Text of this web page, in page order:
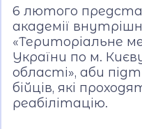
6 лютого
академії
«Територіальне
України по м.
області», аби
бійців, які
реабілітацію.